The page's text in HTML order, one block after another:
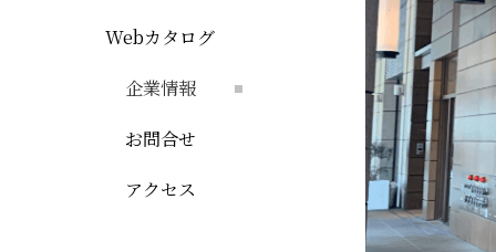
Webカタログ
企業情報
お問合せ
アクセス